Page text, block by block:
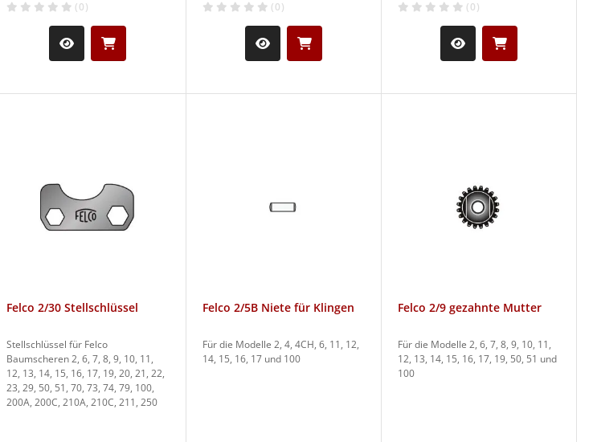
(0) (0) (0)
Felco 2/30 Stellschlüssel
Stellschlüssel für Felco
Baumscheren 2, 6, 7, 8, 9, 10, 11,
12, 13, 14, 15, 16, 17, 19, 20, 21, 22,
23, 29, 50, 51, 70, 73, 74, 79, 100,
200A, 200C, 210A, 210C, 211, 250
Felco 2/5B Niete für Klingen
Für die Modelle 2, 4, 4CH, 6, 11, 12,
14, 15, 16, 17 und 100
Felco 2/9 gezahnte Mutter
Für die Modelle 2, 6, 7, 8, 9, 10, 11,
12, 13, 14, 15, 16, 17, 19, 50, 51 und
100